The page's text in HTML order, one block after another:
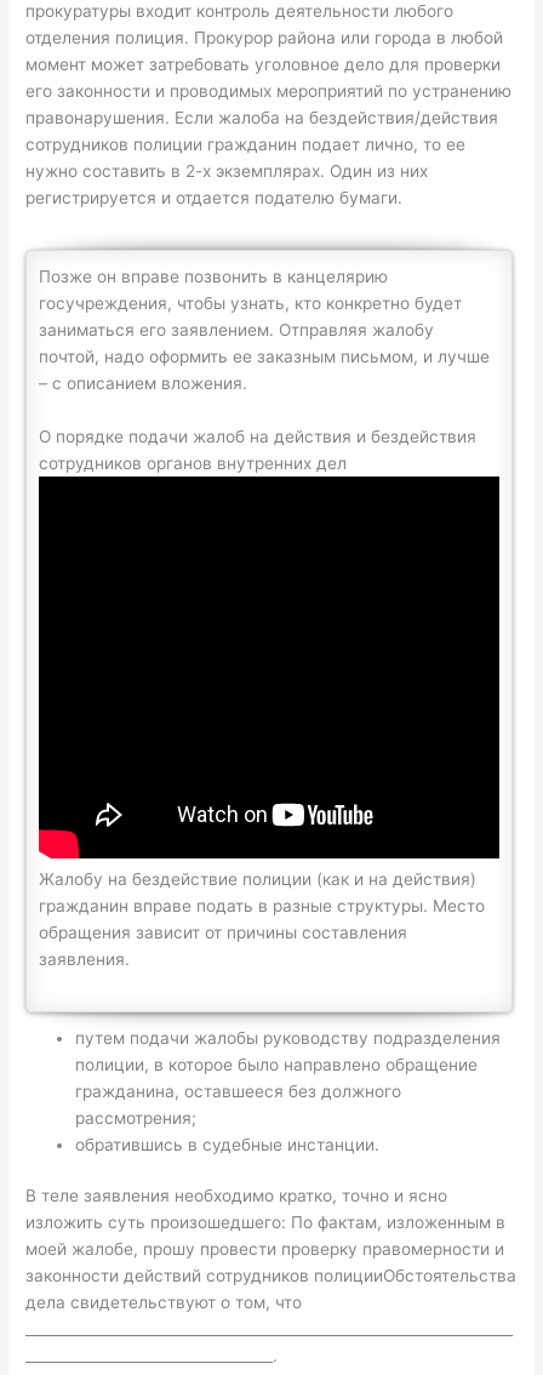
прокуратуры входит контроль деятельности любого
отделения полиция. Прокурор района или города в любой
момент может затребовать уголовное дело для проверки
его законности и проводимых мероприятий по устранению
правонарушения. Если жалоба на бездействия/действия
сотрудников полиции гражданин подает лично, то ее
нужно составить в 2-х экземплярах. Один из них
регистрируется и отдается подателю бумаги.
Позже он вправе позвонить в канцелярию
госучреждения, чтобы узнать, кто конкретно будет
заниматься его заявлением. Отправляя жалобу
почтой, надо оформить ее заказным письмом, и лучше
– с описанием вложения.
О порядке подачи жалоб на действия и бездействия
сотрудников органов внутренних дел
Жалобу на бездействие полиции (как и на действия)
гражданин вправе подать в разные структуры. Место
обращения зависит от причины составления
заявления.
путем подачи жалобы руководству подразделения
полиции, в которое было направлено обращение
гражданина, оставшееся без должного
рассмотрения;
обратившись в судебные инстанции.
В теле заявления необходимо кратко, точно и ясно
изложить суть произошедшего: По фактам, изложенным в
моей жалобе, прошу провести проверку правомерности и
законности действий сотрудников полицииОбстоятельства
дела свидетельствуют о том, что
__________________________________.